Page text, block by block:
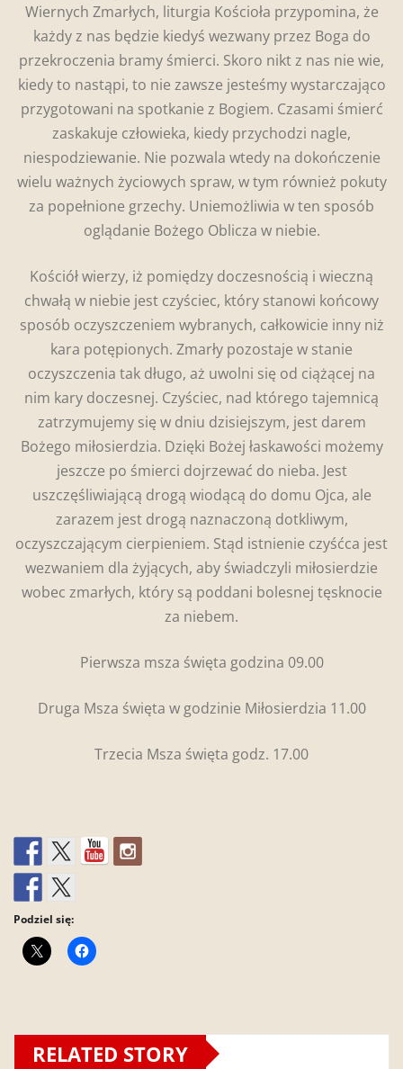
Wiernych Zmarłych, liturgia Kościoła przypomina, że
każdy z nas będzie kiedyś wezwany przez Boga do
przekroczenia bramy śmierci. Skoro nikt z nas nie wie,
kiedy to nastąpi, to nie zawsze jesteśmy wystarczająco
przygotowani na spotkanie z Bogiem. Czasami śmierć
zaskakuje człowieka, kiedy przychodzi nagle,
niespodziewanie. Nie pozwala wtedy na dokończenie
wielu ważnych życiowych spraw, w tym również pokuty
za popełnione grzechy. Uniemożliwia w ten sposób
oglądanie Bożego Oblicza w niebie.
Kościół wierzy, iż pomiędzy doczesnością i wieczną
chwałą w niebie jest czyściec, który stanowi końcowy
sposób oczyszczeniem wybranych, całkowicie inny niż
kara potępionych. Zmarły pozostaje w stanie
oczyszczenia tak długo, aż uwolni się od ciążącej na
nim kary doczesnej. Czyściec, nad którego tajemnicą
zatrzymujemy się w dniu dzisiejszym, jest darem
Bożego miłosierdzia. Dzięki Bożej łaskawości możemy
jeszcze po śmierci dojrzewać do nieba. Jest
uszczęśliwiającą drogą wiodącą do domu Ojca, ale
zarazem jest drogą naznaczoną dotkliwym,
oczyszczającym cierpieniem. Stąd istnienie czyśćca jest
wezwaniem dla żyjących, aby świadczyli miłosierdzie
wobec zmarłych, który są poddani bolesnej tęsknocie
za niebem.
Pierwsza msza święta godzina 09.00
Druga Msza święta w godzinie Miłosierdzia 11.00
Trzecia Msza święta godz. 17.00
Podziel się:
RELATED STORY